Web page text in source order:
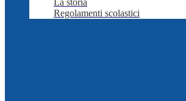
La storia
Regolamenti scolastici